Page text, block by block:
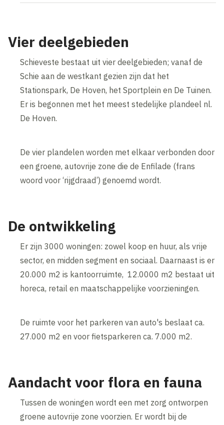
Vier deelgebieden
Schieveste bestaat uit vier deelgebieden; vanaf de
Schie aan de westkant gezien zijn dat het
Stationspark, De Hoven, het Sportplein en De Tuinen.
Er is begonnen met het meest stedelijke plandeel nl.
De Hoven.
De vier plandelen worden met elkaar verbonden door
een groene, autovrije zone die de Enfilade (frans
woord voor ‘rijgdraad’) genoemd wordt.
De ontwikkeling
Er zijn 3000 woningen: zowel koop en huur, als vrije
sector, en midden segment en sociaal. Daarnaast is er
20.000 m2 is kantoorruimte, 12.0000 m2 bestaat uit
horeca, retail en maatschappelijke voorzieningen.
De ruimte voor het parkeren van auto's beslaat ca.
27.000 m2 en voor fietsparkeren ca. 7.000 m2.
Aandacht voor flora en fauna
Tussen de woningen wordt een met zorg ontworpen
groene autovrije zone voorzien. Er wordt bij de